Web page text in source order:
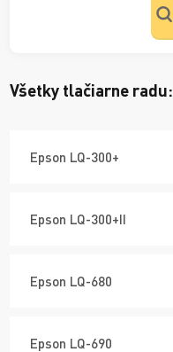
Všetky tlačiarne radu:
Epson LQ-300+
Epson LQ-300+II
Epson LQ-680
Epson LQ-690